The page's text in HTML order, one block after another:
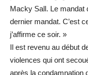
Macky Sall. Le mandat
dernier mandat. C’est
j’affirme ce soir. »
Il est revenu au début
violences qui ont
après la condamnation